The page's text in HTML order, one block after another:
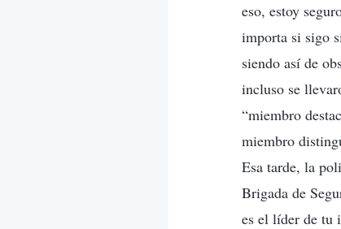
eso, estoy
importa si sigo
siendo así de
incluso se
“miembro
miembro
Esa tarde, la
Brigada de
es el líder de tu